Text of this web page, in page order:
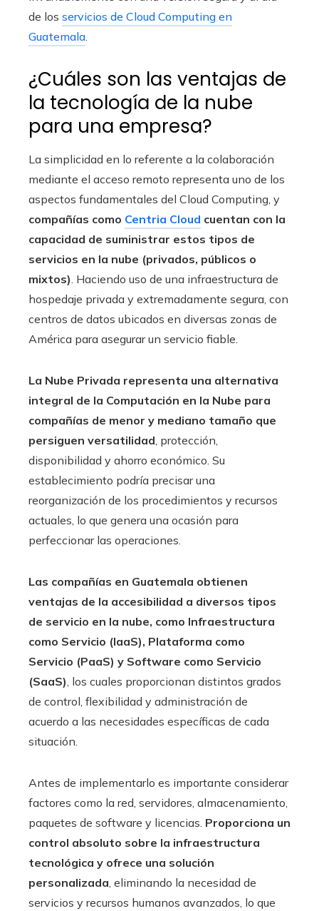
de los servicios de Cloud Computing en
Guatemala.
¿Cuáles son las ventajas de
la tecnología de la nube
para una empresa?
La simplicidad en lo referente a la colaboración
mediante el acceso remoto representa uno de los
aspectos fundamentales del Cloud Computing, y
compañías como Centria Cloud cuentan con la
capacidad de suministrar estos tipos de
servicios en la nube (privados, públicos o
mixtos). Haciendo uso de una infraestructura de
hospedaje privada y extremadamente segura, con
centros de datos ubicados en diversas zonas de
América para asegurar un servicio fiable.
La Nube Privada representa una alternativa
integral de la Computación en la Nube para
compañías de menor y mediano tamaño que
persiguen versatilidad, protección,
disponibilidad y ahorro económico. Su
establecimiento podría precisar una
reorganización de los procedimientos y recursos
actuales, lo que genera una ocasión para
perfeccionar las operaciones.
Las compañías en Guatemala obtienen
ventajas de la accesibilidad a diversos tipos
de servicio en la nube, como Infraestructura
como Servicio (IaaS), Plataforma como
Servicio (PaaS) y Software como Servicio
(SaaS), los cuales proporcionan distintos grados
de control, flexibilidad y administración de
acuerdo a las necesidades específicas de cada
situación.
Antes de implementarlo es importante considerar
factores como la red, servidores, almacenamiento,
paquetes de software y licencias. Proporciona un
control absoluto sobre la infraestructura
tecnológica y ofrece una solución
personalizada, eliminando la necesidad de
servicios y recursos humanos avanzados, lo que